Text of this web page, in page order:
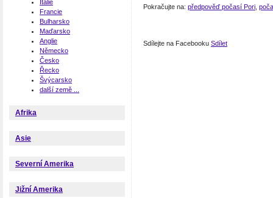
Itálie
Francie
Bulharsko
Maďarsko
Anglie
Německo
Česko
Řecko
Švýcarsko
další země ...
Afrika
Asie
Severní Amerika
Jižní Amerika
Pokračujte na: předpověď počasí Pori
Sdílejte na Facebooku Sdílet